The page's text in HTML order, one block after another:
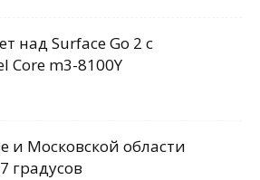
над Surface Go 2 с
Core m3-8100Y
и Московской области
градусов